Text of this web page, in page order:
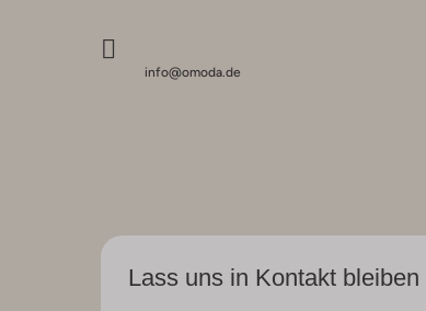
info@omoda.de
Lass uns in Kontakt bleiben